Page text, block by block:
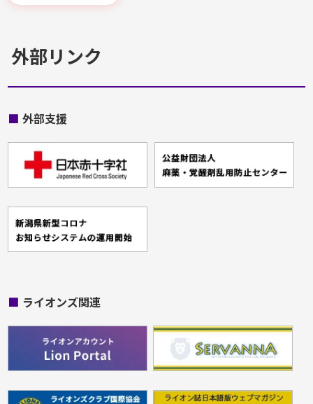
外部リンク
■ 外部支援
■ ライオンズ関連